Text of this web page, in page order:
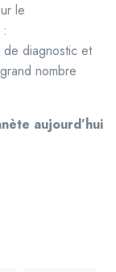
le
diagnostic et
nombre
aujourd’hui